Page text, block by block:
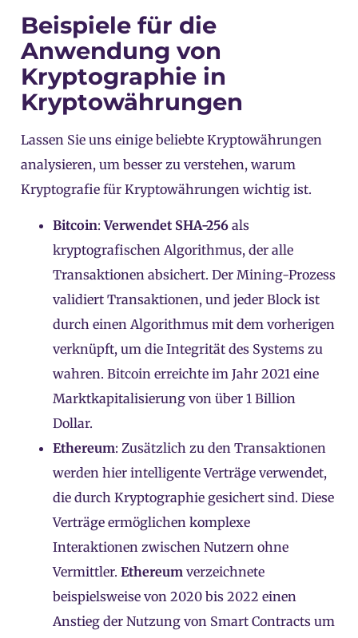
Beispiele für die
Anwendung von
Kryptographie in
Kryptowährungen
Lassen Sie uns einige beliebte Kryptowährungen
analysieren, um besser zu verstehen, warum
Kryptografie für Kryptowährungen wichtig ist.
Bitcoin:Verwendet SHA-256 als
kryptografischen Algorithmus, der alle
Transaktionen absichert. Der Mining-Prozess
validiert Transaktionen, und jeder Block ist
durch einen Algorithmus mit dem vorherigen
verknüpft, um die Integrität des Systems zu
wahren. Bitcoin erreichte im Jahr 2021 eine
Marktkapitalisierung von über 1 Billion
Dollar.
Ethereum: Zusätzlich zu den Transaktionen
werden hier intelligente Verträge verwendet,
die durch Kryptographie gesichert sind. Diese
Verträge ermöglichen komplexe
Interaktionen zwischen Nutzern ohne
Vermittler. Ethereum verzeichnete
beispielsweise von 2020 bis 2022 einen
Anstieg der Nutzung von Smart Contracts um